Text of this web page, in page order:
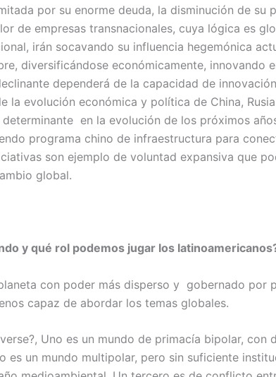
por su enorme deuda, la disminución de su
de empresas transnacionales, cuya lógica es
irán socavando su influencia hegemónica
diversificándose económicamente, innovando
dependerá de la capacidad de
la evolución económica y política de China,
en la evolución de los próximos
programa chino de infraestructura para
son ejemplo de voluntad expansiva que
global.
y qué rol podemos jugar los
con poder más disperso y gobernado por
capaz de abordar los temas globales.
Uno es un mundo de primacía bipolar,
es un mundo multipolar, pero sin suficiente